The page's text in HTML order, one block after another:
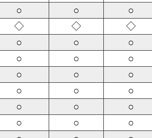
○ ○ ○
◇ ◇ ◇
○ ○ ○
○ ○ ○
○ ○ ○
○ ○ ○
○ ○ ○
○ ○ ○